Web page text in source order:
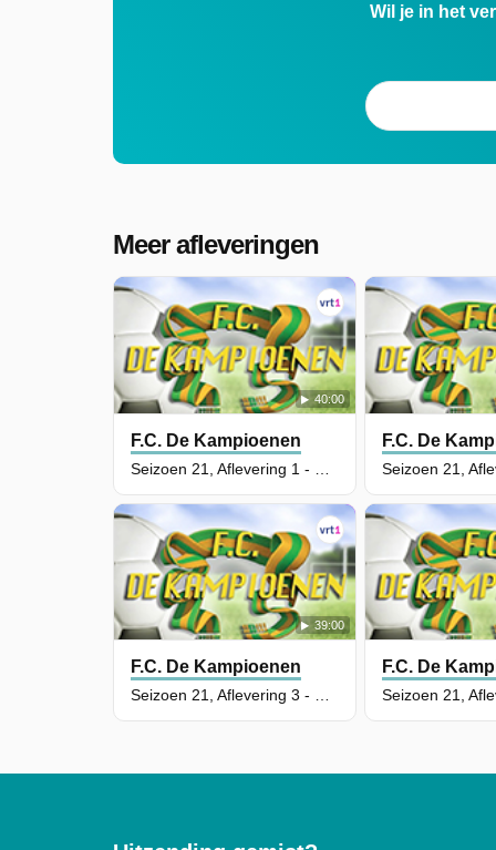
Wil je in het
Meer afleveringen
40:00
F.C. De Kampioenen F.C. De
39:00
F.C. De Kampioenen F.C. De